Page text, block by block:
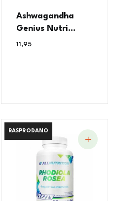
Ashwagandha
Genius Nutri...
11,95
RASPRODANO
RASPRODANO